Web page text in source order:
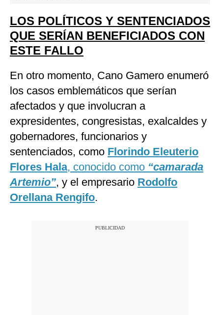
LOS POLÍTICOS Y SENTENCIADOS
QUE SERÍAN BENEFICIADOS CON
ESTE FALLO
En otro momento, Cano Gamero enumeró
los casos emblemáticos que serían
afectados y que involucran a
expresidentes, congresistas, exalcaldes y
gobernadores, funcionarios y
sentenciados, como Florindo Eleuterio
Flores Hala, conocido como “camarada
Artemio”, y el empresario Rodolfo
Orellana Rengifo.